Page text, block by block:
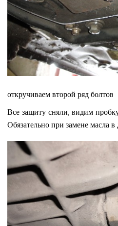
откручиваем второй ряд болтов
Все защиту сняли, видим
Обязательно при замене масла в